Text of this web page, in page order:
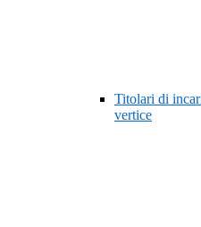
Titolari di
vertice